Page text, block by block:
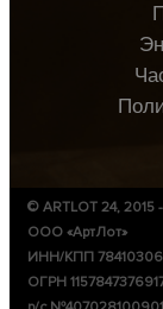
© ARTLOT 24,
ООО «АртЛот»
ИНН/КПП
ОГРН